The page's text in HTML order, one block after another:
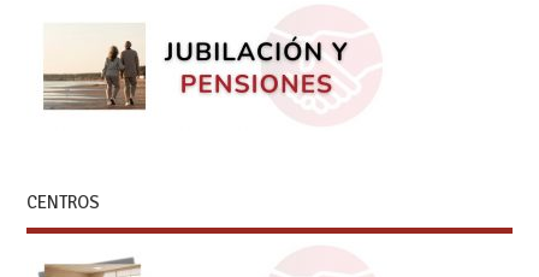
CENTROS